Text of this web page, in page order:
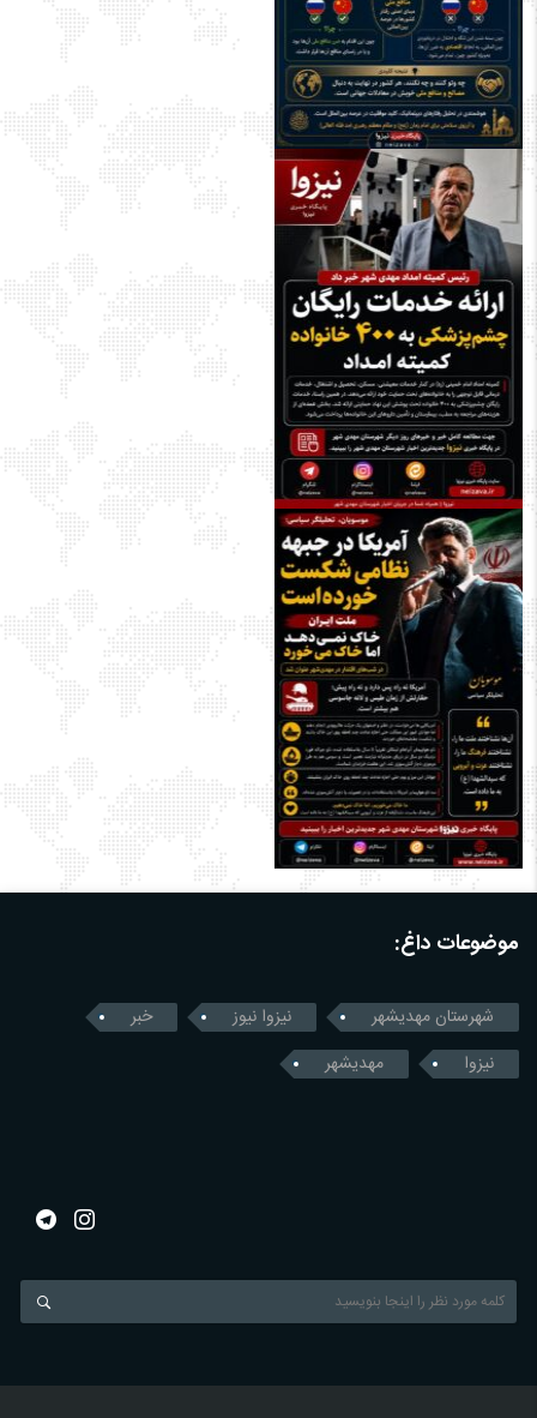
موضوعات داغ:
شهرستان مهدیشهر نیزوا نیوز
خبر
نیزوا
مهدیشهر